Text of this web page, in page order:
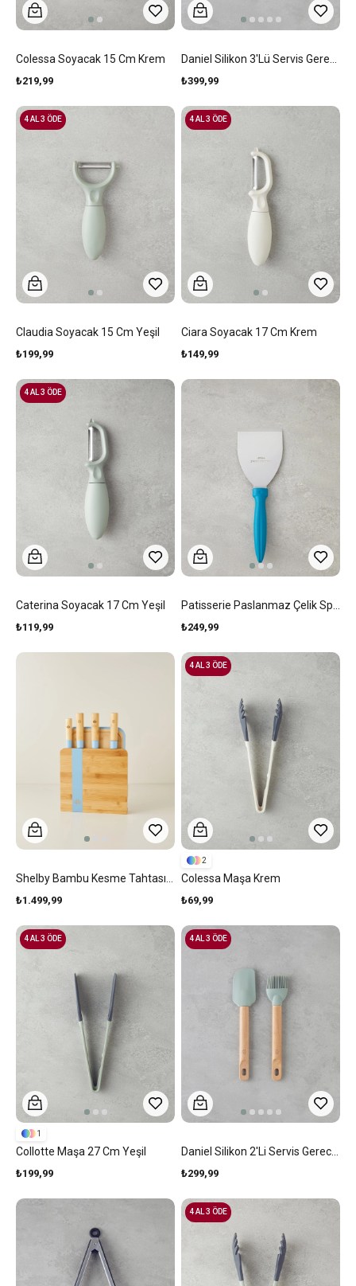
Colessa Soyacak 15 Cm Krem
₺219,99 ₺399,99
Claudia Soyacak 15 Cm Yeşil
₺199,99
4 AL 3 ÖDE
Ciara Soyacak 17 Cm Krem
₺149,99
4 AL 3 ÖDE
Caterina Soyacak 17 Cm Yeşil
₺119,99
4 AL 3 ÖDE
₺249,99
₺1.499,99
Colessa Maşa Krem
₺69,99
2
4 AL 3 ÖDE
Collotte Maşa 27 Cm Yeşil
₺199,99
1
4 AL 3 ÖDE
₺299,99
4 AL 3 ÖDE
4 AL 3 ÖDE